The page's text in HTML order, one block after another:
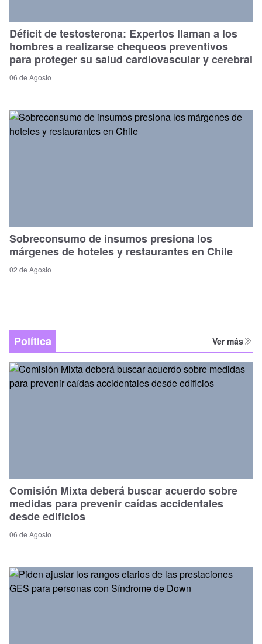
Déficit de testosterona: Expertos llaman a los
hombres a realizarse chequeos preventivos
para proteger su salud cardiovascular y cerebral
06 de Agosto
Sobreconsumo de insumos presiona los
márgenes de hoteles y restaurantes en Chile
02 de Agosto
Política Ver más
Comisión Mixta deberá buscar acuerdo sobre
medidas para prevenir caídas accidentales
desde edificios
06 de Agosto